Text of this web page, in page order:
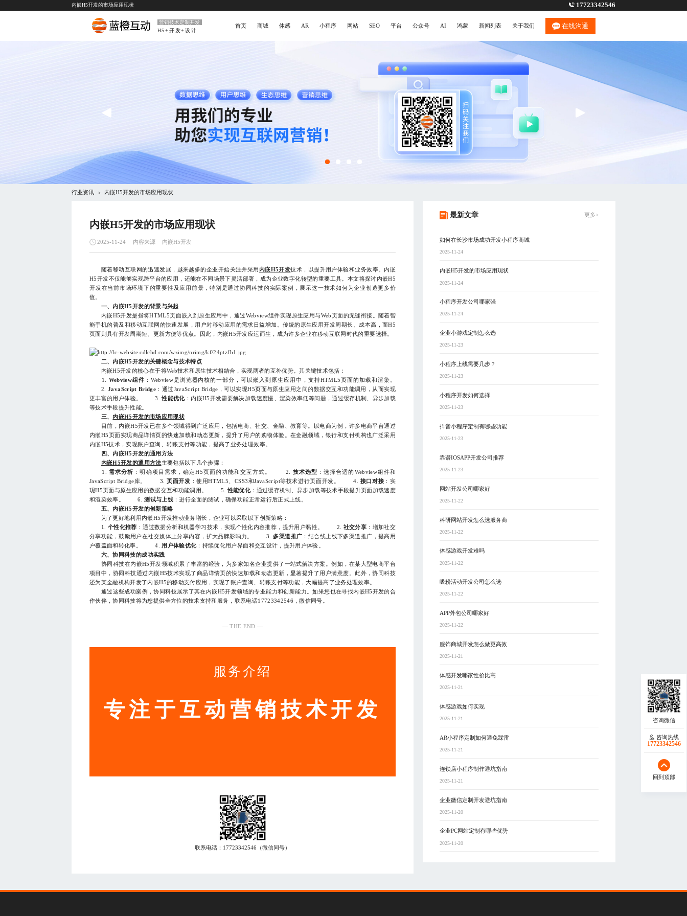
内嵌H5开发的市场应用现状 17723342546
营销技术定制开发
H5+开发+设计
首页 商城 体感 AR 小程序 网站 SEO 平台 公众号 AI 鸿蒙 新闻列表 关于我们 在线沟通
行业资讯 > 内嵌H5开发的市场应用现状
内嵌H5开发的市场应用现状
2025-11-24 内容来源 内嵌H5开发
随着移动互联网的迅速发展，越来越多的企业开始关注并采用 内嵌H5开发技术，以提升用户体验和业务效率。内嵌
H5开发不仅能够实现跨平台的应用，还能在不同场景下灵活部署，成为企业数字化转型的重要工具。本文将探讨内嵌H5
开发在当前市场环境下的重要性及应用前景，特别是通过协同科技的实际案例，展示这一技术如何为企业创造更多价
值。
一、内嵌H5开发的背景与兴起
内嵌H5开发是指将HTML5页面嵌入到原生应用中，通过Webview组件实现原生应用与Web页面的无缝衔接。随着智
能手机的普及和移动互联网的快速发展，用户对移动应用的需求日益增加。传统的原生应用开发周期长、成本高，而H5
页面则具有开发周期短、更新方便等优点。因此，内嵌H5开发应运而生，成为许多企业在移动互联网时代的重要选择。
二、内嵌H5开发的关键概念与技术特点
内嵌H5开发的核心在于将Web技术和原生技术相结合，实现两者的互补优势。其关键技术包括：
1. Webview组件 ：Webview是浏览器内核的一部分，可以嵌入到原生应用中，支持HTML5页面的加载和渲染。
2.JavaScript Bridge ：通过JavaScript Bridge，可以实现H5页面与原生应用之间的数据交互和功能调用，从而实现
更丰富的用户体验。 3.性能优化：内嵌H5开发需要解决加载速度慢、渲染效率低等问题，通过缓存机制、异步加载
等技术手段提升性能。
三、 内嵌H5开发的市场应用现状
目前，内嵌H5开发已在多个领域得到广泛应用，包括电商、社交、金融、教育等。以电商为例，许多电商平台通过
内嵌H5页面实现商品详情页的快速加载和动态更新，提升了用户的购物体验。在金融领域，银行和支付机构也广泛采用
内嵌H5技术，实现账户查询、转账支付等功能，提高了业务处理效率。
四、内嵌H5开发的通用方法
内嵌H5开发的通用方法主要包括以下几个步骤：
1. 需求分析 ：明确项目需求，确定H5页面的功能和交互方式。 2. 技术选型 ：选择合适的Webview组件和
JavaScript Bridge库。 3. 页面开发 ：使用HTML5、CSS3和JavaScript等技术进行页面开发。 4. 接口对接 ：实
现H5页面与原生应用的数据交互和功能调用。 5.性能优化：通过缓存机制、异步加载等技术手段提升页面加载速度
和渲染效率。 6.测试与上线：进行全面的测试，确保功能正常运行后正式上线。
五、内嵌H5开发的创新策略
为了更好地利用内嵌H5开发推动业务增长，企业可以采取以下创新策略：
1. 个性化推荐 ：通过数据分析和机器学习技术，实现个性化内容推荐，提升用户黏性。 2. 社交分享 ：增加社交
分享功能，鼓励用户在社交媒体上分享内容，扩大品牌影响力。 3. 多渠道推广 ：结合线上线下多渠道推广，提高用
户覆盖面和转化率。 4. 用户体验优化：持续优化用户界面和交互设计，提升用户体验。
六、协同科技的成功实践
协同科技在内嵌H5开发领域积累了丰富的经验，为多家知名企业提供了一站式解决方案。例如，在某大型电商平台
项目中，协同科技通过内嵌H5技术实现了商品详情页的快速加载和动态更新，显著提升了用户满意度。此外，协同科技
还为某金融机构开发了内嵌H5的移动支付应用，实现了账户查询、转账支付等功能，大幅提高了业务处理效率。
通过这些成功案例，协同科技展示了其在内嵌H5开发领域的专业能力和创新能力。如果您也在寻找内嵌H5开发的合
作伙伴，协同科技将为您提供全方位的技术支持和服务，联系电话17723342546，微信同号。
— THE END —
服务介绍
专注于互动营销技术开发
联系电话： 17723342546 （微信同号）
最新文章 更多>
如何在长沙市场成功开发小程序商城
2025-11-24
内嵌H5开发的市场应用现状
2025-11-24
小程序开发公司哪家强
2025-11-24
企业小游戏定制怎么选
2025-11-23
小程序上线需要几步？
2025-11-23
小程序开发如何选择
2025-11-23
抖音小程序定制有哪些功能
2025-11-23
靠谱IOSAPP开发公司推荐
2025-11-23
网站开发公司哪家好
2025-11-22
科研网站开发怎么选服务商
2025-11-22
体感游戏开发难吗
2025-11-22
吸粉活动开发公司怎么选
2025-11-22
APP外包公司哪家好
2025-11-22
服饰商城开发怎么做更高效
2025-11-21
体感开发哪家性价比高
2025-11-21
体感游戏如何实现
2025-11-21
AR小程序定制如何避免踩雷
2025-11-21
连锁店小程序制作避坑指南
2025-11-21
企业微信定制开发避坑指南
2025-11-20
企业PC网站定制有哪些优势
2025-11-20
咨询热线
17723342546
回到顶部